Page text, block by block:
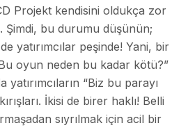
Projekt kendisini oldukça zor
Şimdi, bu durumu düşünün;
yatırımcılar peşinde! Yani, bir
oyun neden bu kadar kötü?”
“Biz bu parayı
İkisi de birer haklı! Belli
sıyrılmak için acil bir